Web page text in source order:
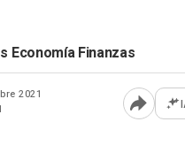
Economía Finanzas
2021
Abrir